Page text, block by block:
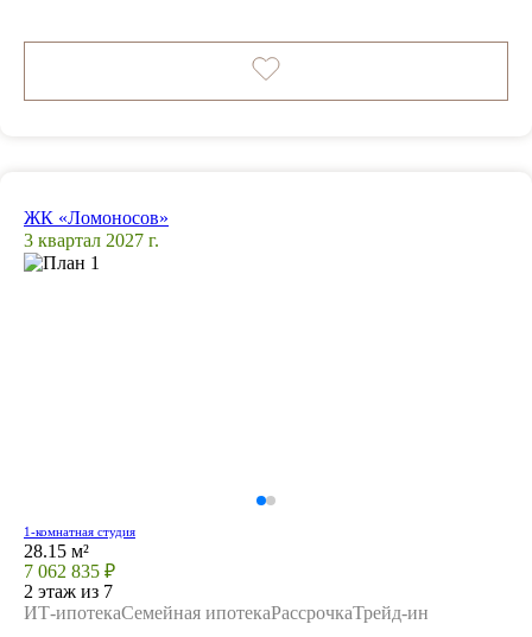
ЖК «Ломоносов»
3 квартал 2027 г.
1-комнатная студия
28.15 м²
7 062 835 ₽
2 этаж из 7
ИТ-ипотекаСемейная ипотекаРассрочкаТрейд-ин